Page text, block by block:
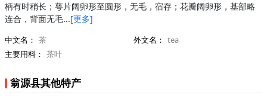
柄有时稍长；萼片阔卵形至圆形，无毛，宿存；花瓣阔卵形，基部略
连合，背面无毛...[更多]
中文名： 茶 外文名： tea
主要用料： 茶叶
翁源县其他特产